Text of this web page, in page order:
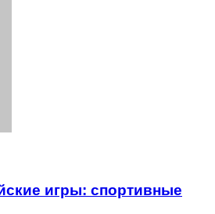
игры: спортивные